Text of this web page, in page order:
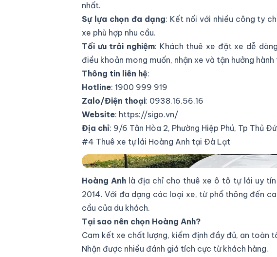
nhất.
Sự lựa chọn đa dạng: Kết nối với nhiều công ty
xe phù hợp nhu cầu.
Tối ưu trải nghiệm: Khách thuê xe đặt xe dễ
điều khoản mong muốn, nhận xe và tận hưởng hành
Thông tin liên hệ:
Hotline: 1900 999 919
Zalo/Điện thoại: 0938.16.56.16
Website: https://sigo.vn/
Địa chỉ: 9/6 Tân Hòa 2, Phường Hiệp Phú, Tp Thủ
#4 Thuê xe tự lái Hoàng Anh tại Đà Lạt
Thuê xe tự lái Hoàng Anh tại Đà Lạt
Hoàng Anh là địa chỉ cho thuê xe ô tô tự lái uy
2014. Với đa dạng các loại xe, từ phổ thông đến
cầu của du khách.
Tại sao nên chọn Hoàng Anh?
Cam kết xe chất lượng, kiểm định đầy đủ, an toàn
Nhận được nhiều đánh giá tích cực từ khách hàng.